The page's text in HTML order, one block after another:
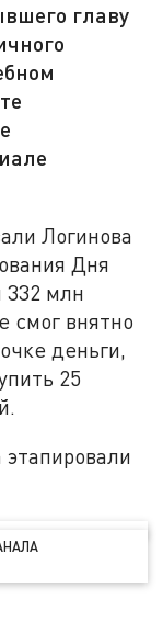
главу
Логинова
Дня
332 млн
смог внятно
деньги,
25